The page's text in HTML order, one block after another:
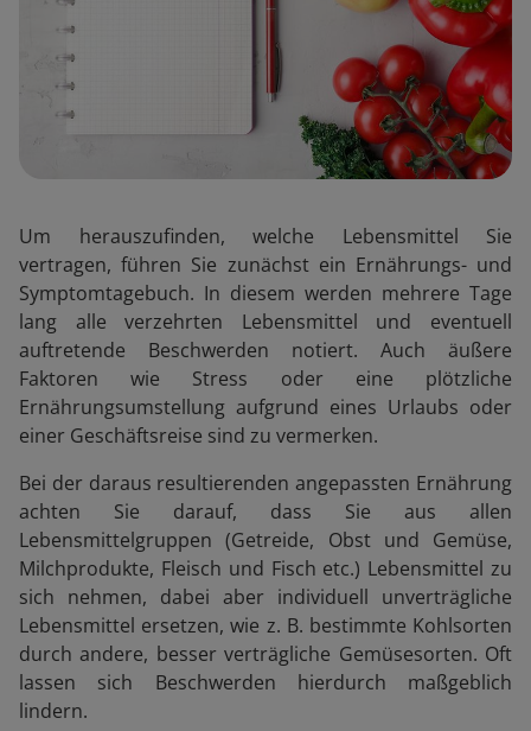
Um herauszufinden, welche Lebensmittel Sie
vertragen, führen Sie zunächst ein Ernährungs- und
Symptomtagebuch. In diesem werden mehrere Tage
lang alle verzehrten Lebensmittel und eventuell
auftretende Beschwerden notiert. Auch äußere
Faktoren wie Stress oder eine plötzliche
Ernährungsumstellung aufgrund eines Urlaubs oder
einer Geschäftsreise sind zu vermerken.
Bei der daraus resultierenden angepassten Ernährung
achten Sie darauf, dass Sie aus allen
Lebensmittelgruppen (Getreide, Obst und Gemüse,
Milchprodukte, Fleisch und Fisch etc.) Lebensmittel zu
sich nehmen, dabei aber individuell unverträgliche
Lebensmittel ersetzen, wie z. B. bestimmte Kohlsorten
durch andere, besser verträgliche Gemüsesorten. Oft
lassen sich Beschwerden hierdurch maßgeblich
lindern.